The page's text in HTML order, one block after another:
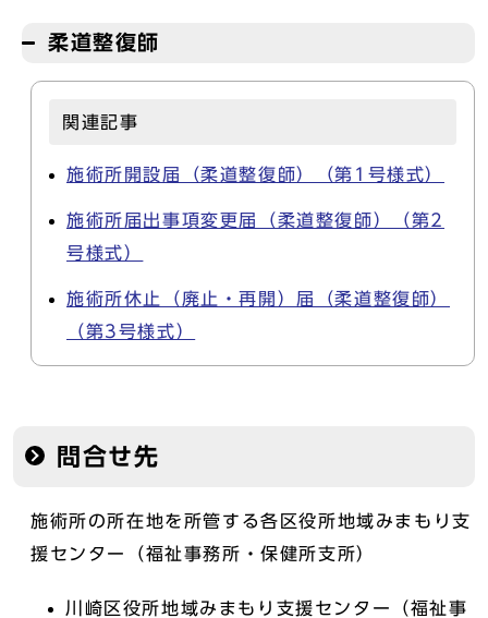
柔道整復師
関連記事
施術所開設届（柔道整復師）（第1号様式）
施術所届出事項変更届（柔道整復師）（第2
号様式）
施術所休止（廃止・再開）届（柔道整復師）
（第3号様式）
問合せ先
施術所の所在地を所管する各区役所地域みまもり支
援センター（福祉事務所・保健所支所）
川崎区役所地域みまもり支援センター（福祉事